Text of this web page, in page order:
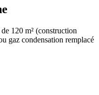
120 m² (construction
gaz condensation remplacé